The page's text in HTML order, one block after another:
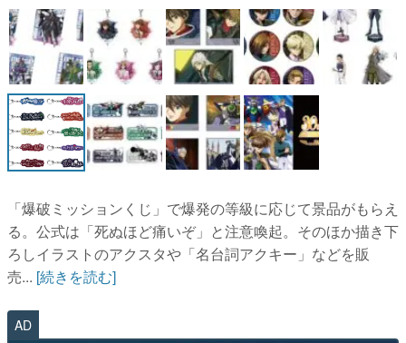
電ファミニコゲーマーとは？
運営：株式会社マレ
「爆破ミッションくじ」で爆発の等級に応じて景品がもらえ
る。公式は「死ぬほど痛いぞ」と注意喚起。そのほか描き下
ろしイラストのアクスタや「名台詞アクキー」などを販
売... [続きを読む]
AD